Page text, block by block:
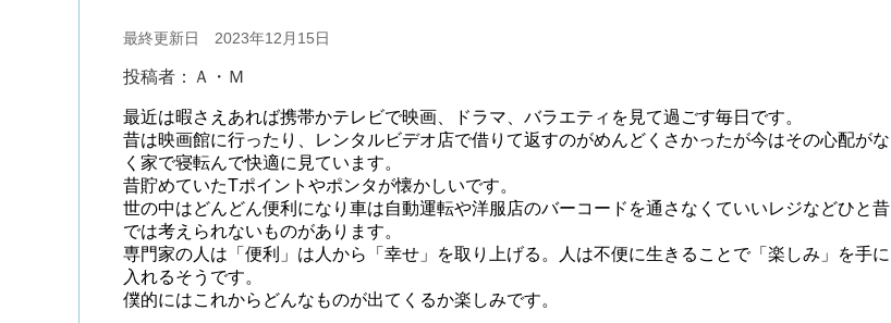
最終更新日 2023年12月15日
投稿者：Ａ・Ｍ
最近は暇さえあれば携帯かテレビで映画、ドラマ、バラエティを見て過ごす毎日です。
昔は映画館に行ったり、レンタルビデオ店で借りて返すのがめんどくさかったが今はその心配がな
く家で寝転んで快適に見ています。
昔貯めていたTポイントやポンタが懐かしいです。
世の中はどんどん便利になり車は自動運転や洋服店のバーコードを通さなくていいレジなどひと昔
では考えられないものがあります。
専門家の人は「便利」は人から「幸せ」を取り上げる。人は不便に生きることで「楽しみ」を手に
入れるそうです。
僕的にはこれからどんなものが出てくるか楽しみです。